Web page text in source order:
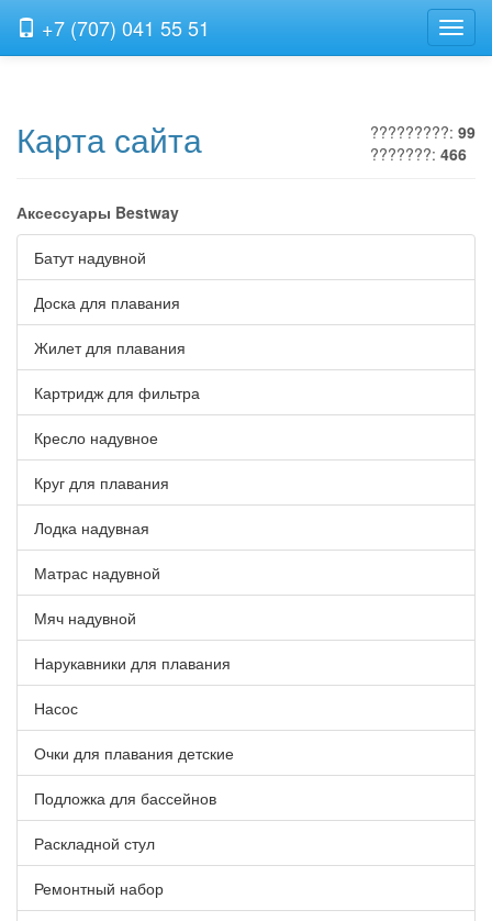
+7 (707) 041 55 51
?????????: 99
???????: 466
Карта сайта
Аксессуары Bestway
Батут надувной
Доска для плавания
Жилет для плавания
Картридж для фильтра
Кресло надувное
Круг для плавания
Лодка надувная
Матрас надувной
Мяч надувной
Нарукавники для плавания
Насос
Очки для плавания детские
Подложка для бассейнов
Раскладной стул
Ремонтный набор